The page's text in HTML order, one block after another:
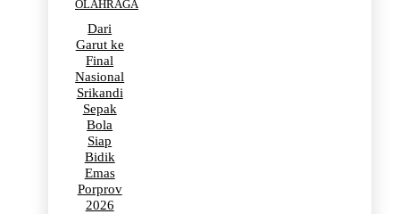
OLAHRAGA
Dari
Garut ke
Final
Nasional
Srikandi
Sepak
Bola
Siap
Bidik
Emas
Porprov
2026